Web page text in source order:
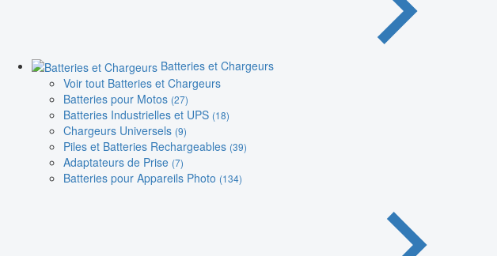
Batteries et Chargeurs
Voir tout Batteries et Chargeurs
Batteries pour Motos (27)
Batteries Industrielles et UPS (18)
Chargeurs Universels (9)
Piles et Batteries Rechargeables (39)
Adaptateurs de Prise (7)
Batteries pour Appareils Photo (134)